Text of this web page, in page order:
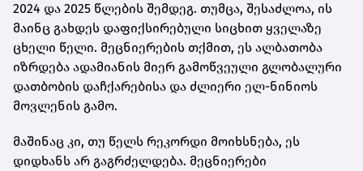
2024 და 2025 წლების შემდეგ. თუმცა, შესაძლოა, ის
მაინც გახდეს დაფიქსირებული სიცხით ყველაზე
ცხელი წელი. მეცნიერების თქმით, ეს ალბათობა
იზრდება ადამიანის მიერ გამოწვეული გლობალური
დათბობის დაჩქარებისა და ძლიერი ელ-ნინიოს
მოვლენის გამო.
მაშინაც კი, თუ წელს რეკორდი მოიხსნება, ეს
დიდხანს არ გაგრძელდება. მეცნიერები